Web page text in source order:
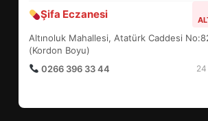
Şifa Eczanesi
Altınoluk Mahallesi, Atatürk Caddesi
(Kordon Boyu)
0266 396 33 44
24
1
AYVALIK SU MİRASI
HAREKETE GEÇİYOR:
BULUŞMADA